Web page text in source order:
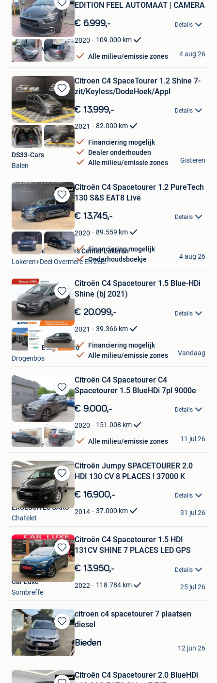
Bewaren
in
Mijn
Favorieten
EDITION FEEL AUTOMAAT | CAMERA
€ 6.999,- Details
2020 109.000 km
Alle milieu/emissie zones
Deal & Drive Motors
Zaventem
4 aug 26
Bewaren
in
Mijn
Favorieten
Citroen C4 SpaceTourer 1.2 Shine 7-
zit/Keyless/DodeHoek/Appl
€ 13.999,- Details
2021 82.000 km
Financiering mogelijk
Dealer onderhouden
Alle milieu/emissie zones
DS33-Cars
Balen
Gisteren
Bewaren
in
Mijn
Favorieten
Citroën C4 Spacetourer 1.2 PureTech
130 S&S EAT8 Live
€ 13.745,- Details
2020 89.559 km
Financiering mogelijk
Onderhoudsboekje
Van Mossel Used Cars Center Lokeren
Lokeren+Deel Overmere En Zele
4 aug 26
Bewaren
in
Favorieten
Citroën C4 Spacetourer 1.5 Blue-HDi
Shine (bj 2021)
€ 20.099,- Details
2021 39.366 km
Financiering mogelijk
Alle milieu/emissie zones
Autohero Belgium Pro
Drogenbos
Vandaag
Bewaren
in
Mijn
Favorieten
Citroën C4 Spacetourer C4
Spacetourer 1.5 BlueHDi 7pl 9000e
€ 9.000,- Details
2020 151.008 km
Alle milieu/emissie zones
PGN BV
Oosterzele
11 jul 26
Bewaren
in
Mijn
Favorieten
Citroën Jumpy SPACETOURER 2.0
HDI 130 CV 8 PLACES ! 37000 K
€ 16.900,- Details
2014 37.000 km
EXCLUSIVES CARS
Chatelet
31 jul 26
Bewaren
in
Mijn
Favorieten
Citroën C4 Spacetourer 1.5 HDI
131CV SHINE 7 PLACES LED GPS
€ 13.950,- Details
2022 118.784 km
Car Luxe
Sombreffe
25 jul 26
Bewaren
in
Mijn
Favorieten
citroen c4 spacetourer 7 plaatsen
diesel
Bieden
dhunché
Halleux
12 jun 26
Citroën C4 Spacetourer 2.0 BlueHDi